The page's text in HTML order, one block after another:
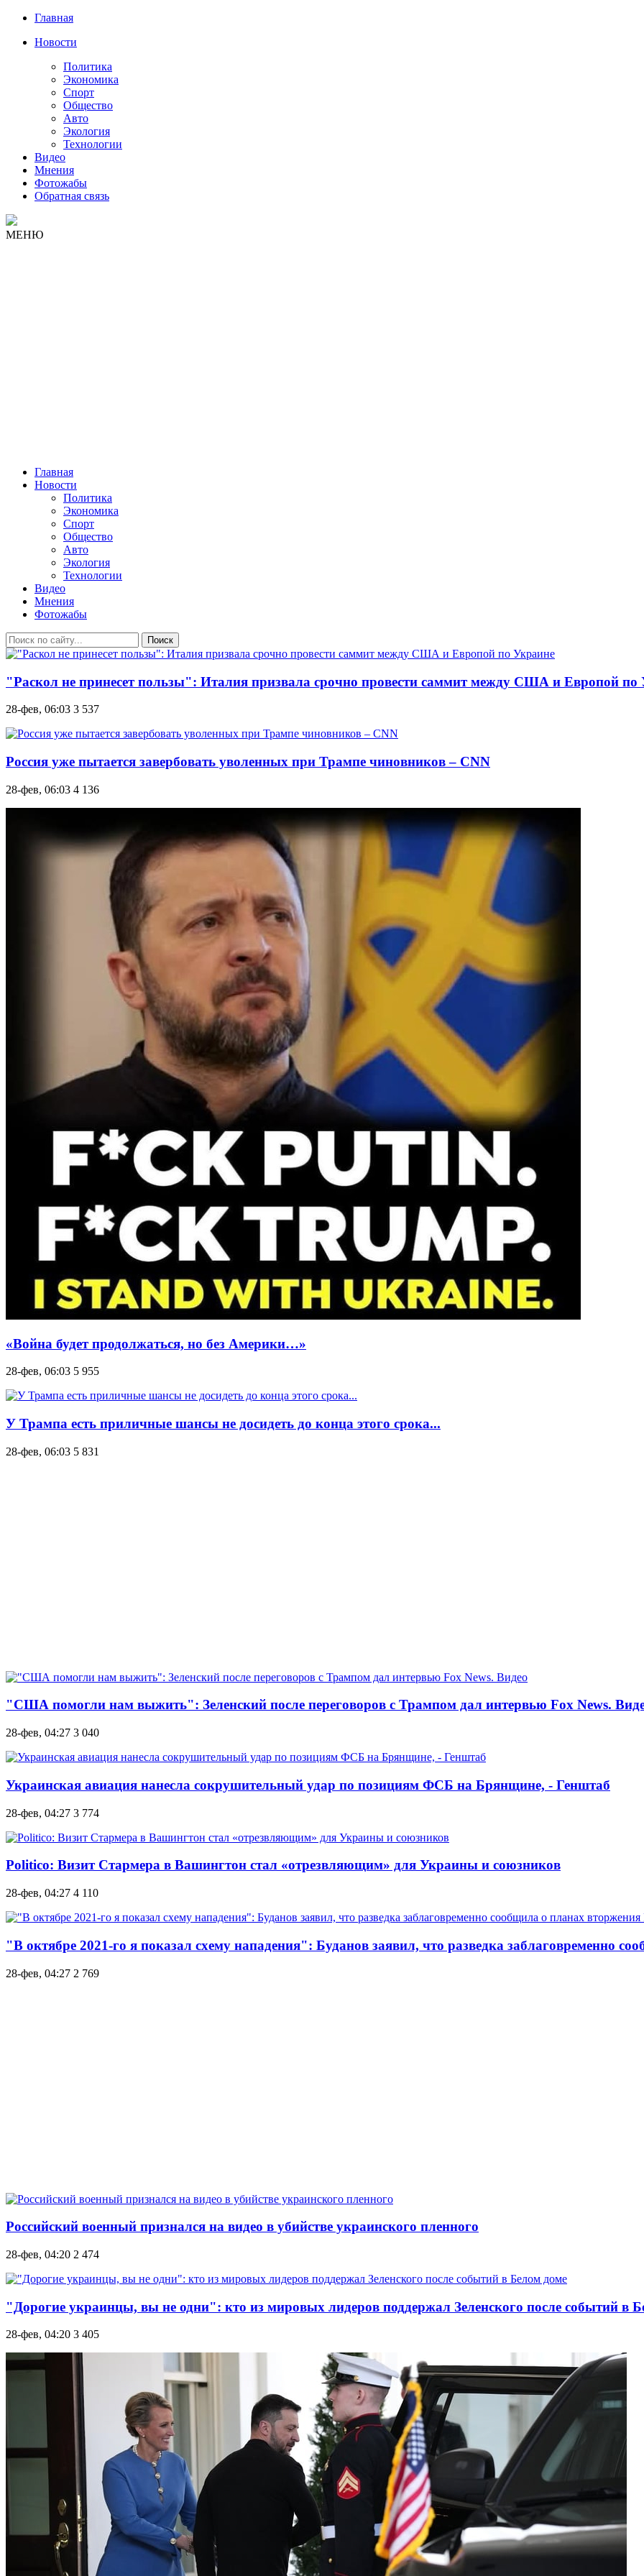
Главная
Новости
Политика
Экономика
Спорт
Общество
Авто
Экология
Технологии
Видео
Мнения
Фотожабы
Обратная связь
МЕНЮ
Главная
Новости
Политика
Экономика
Спорт
Общество
Авто
Экология
Технологии
Видео
Мнения
Фотожабы
Поиск
"Раскол не принесет пользы": Италия призвала срочно провести саммит между США и Европой по
28-фев, 06:03 3 537
Россия уже пытается завербовать уволенных при Трампе чиновников – CNN
28-фев, 06:03 4 136
«Война будет продолжаться, но без Америки…»
28-фев, 06:03 5 955
У Трампа есть приличные шансы не досидеть до конца этого срока...
28-фев, 06:03 5 831
"США помогли нам выжить": Зеленский после переговоров с Трампом дал интервью Fox News.
28-фев, 04:27 3 040
Украинская авиация нанесла сокрушительный удар по позициям ФСБ на Брянщине, - Генштаб
28-фев, 04:27 3 774
Politico: Визит Стармера в Вашингтон стал «отрезвляющим» для Украины и союзников
28-фев, 04:27 4 110
"В октябре 2021-го я показал схему нападения": Буданов заявил, что разведка заблаговременно
28-фев, 04:27 2 769
Российский военный признался на видео в убийстве украинского пленного
28-фев, 04:20 2 474
"Дорогие украинцы, вы не одни": кто из мировых лидеров поддержал Зеленского после событий в
28-фев, 04:20 3 405